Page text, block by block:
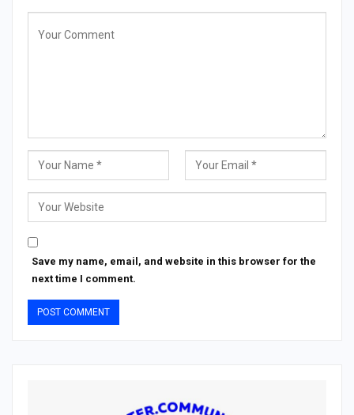
Save my name, email, and website in this browser for the
next time I comment.